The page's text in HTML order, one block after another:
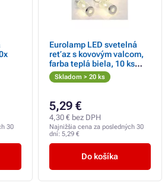
30
Eurolamp LED svetelná
reťaz s kovovým valcom,
farba teplá biela, 10 ks
LED, 1 ks
Skladom > 20 ks
5,29 €
4,30 € bez DPH
Najnižšia cena za posledných 30
dní: 5,29 €
Do košíka